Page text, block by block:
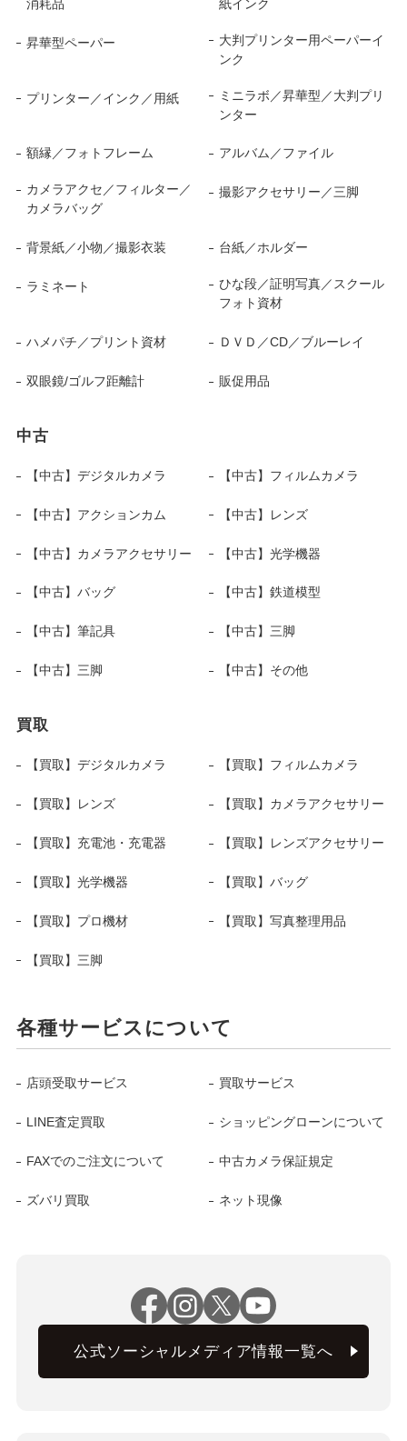
消耗品 紙インク
昇華型ペーパー
大判プリンター用ペーパーイ
ンク
プリンター／インク／用紙
ミニラボ／昇華型／大判プリ
ンター
額縁／フォトフレーム アルバム／ファイル
カメラアクセ／フィルター／
カメラバッグ
撮影アクセサリー／三脚
背景紙／小物／撮影衣装 台紙／ホルダー
ラミネート
ひな段／証明写真／スクール
フォト資材
ハメパチ／プリント資材 ＤＶＤ／CD／ブルーレイ
双眼鏡/ゴルフ距離計 販促用品
中古
【中古】デジタルカメラ 【中古】フィルムカメラ
【中古】アクションカム 【中古】レンズ
【中古】カメラアクセサリー 【中古】光学機器
【中古】バッグ 【中古】鉄道模型
【中古】筆記具 【中古】三脚
【中古】三脚 【中古】その他
買取
【買取】デジタルカメラ 【買取】フィルムカメラ
【買取】レンズ 【買取】カメラアクセサリー
【買取】充電池・充電器 【買取】レンズアクセサリー
【買取】光学機器 【買取】バッグ
【買取】プロ機材 【買取】写真整理用品
【買取】三脚
各種サービスについて
店頭受取サービス 買取サービス
LINE査定買取 ショッピングローンについて
FAXでのご注文について 中古カメラ保証規定
ズバリ買取 ネット現像
公式ソーシャルメディア情報一覧へ